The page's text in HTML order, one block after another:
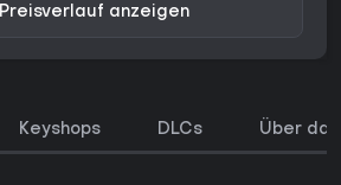
Preisverlauf anzeigen
Keyshops DLCs Über